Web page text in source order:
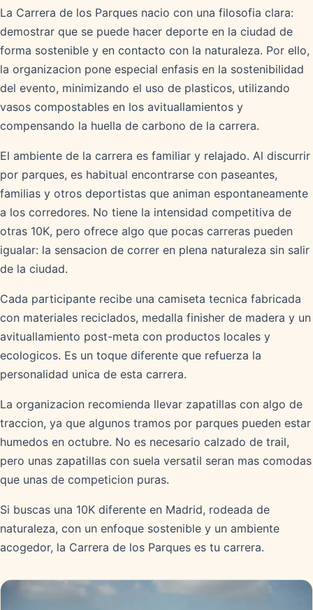
La Carrera de los Parques nacio con una filosofia clara:
demostrar que se puede hacer deporte en la ciudad de
forma sostenible y en contacto con la naturaleza. Por ello,
la organizacion pone especial enfasis en la sostenibilidad
del evento, minimizando el uso de plasticos, utilizando
vasos compostables en los avituallamientos y
compensando la huella de carbono de la carrera.
El ambiente de la carrera es familiar y relajado. Al discurrir
por parques, es habitual encontrarse con paseantes,
familias y otros deportistas que animan espontaneamente
a los corredores. No tiene la intensidad competitiva de
otras 10K, pero ofrece algo que pocas carreras pueden
igualar: la sensacion de correr en plena naturaleza sin salir
de la ciudad.
Cada participante recibe una camiseta tecnica fabricada
con materiales reciclados, medalla finisher de madera y un
avituallamiento post-meta con productos locales y
ecologicos. Es un toque diferente que refuerza la
personalidad unica de esta carrera.
La organizacion recomienda llevar zapatillas con algo de
traccion, ya que algunos tramos por parques pueden estar
humedos en octubre. No es necesario calzado de trail,
pero unas zapatillas con suela versatil seran mas comodas
que unas de competicion puras.
Si buscas una 10K diferente en Madrid, rodeada de
naturaleza, con un enfoque sostenible y un ambiente
acogedor, la Carrera de los Parques es tu carrera.